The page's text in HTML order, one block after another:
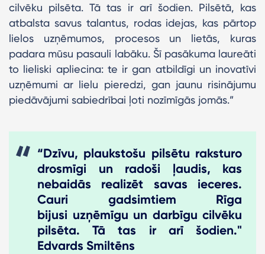
cilvēku pilsēta. Tā tas ir arī šodien. Pilsētā, kas
atbalsta savus talantus, rodas idejas, kas pārtop
lielos uzņēmumos, procesos un lietās, kuras
padara mūsu pasauli labāku. Šī pasākuma laureāti
to lieliski apliecina: te ir gan atbildīgi un inovatīvi
uzņēmumi ar lielu pieredzi, gan jaunu risinājumu
piedāvājumi sabiedrībai ļoti nozīmīgās jomās.”
“Dzīvu, plaukstošu pilsētu raksturo
drosmīgi un radoši ļaudis, kas
nebaidās realizēt savas ieceres.
Cauri gadsimtiem Rīga
bijusi uzņēmīgu un darbīgu cilvēku
pilsēta. Tā tas ir arī šodien."
Edvards Smiltēns